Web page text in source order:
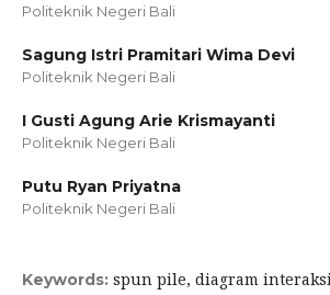
Politeknik Negeri Bali
Sagung Istri Pramitari Wima Devi
Politeknik Negeri Bali
⁠I Gusti Agung Arie Krismayanti
Politeknik Negeri Bali
Putu Ryan Priyatna
Politeknik Negeri Bali
Keywords: spun pile, diagram